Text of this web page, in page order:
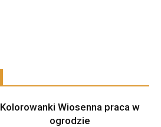
Kolorowanki Wiosenna praca w
ogrodzie